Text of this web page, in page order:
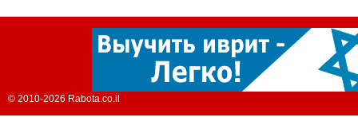
© 2010-2026 Rabota.co.il